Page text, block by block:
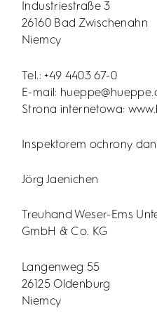
Industriestraße 3
26160 Bad Zwischenahn
Niemcy
Tel.: +49 4403 67-0
E-mail:
Strona internetowa:
Inspektorem ochrony
Jörg Jaenichen
Treuhand Weser-Ems
GmbH & Co. KG
Langenweg 55
26125 Oldenburg
Niemcy